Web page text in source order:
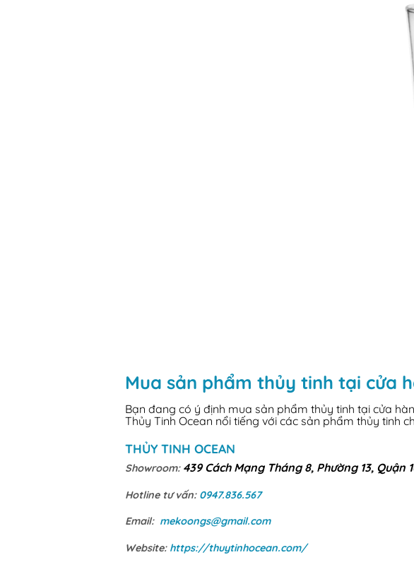
Mua sản phẩm thủy tinh tại cửa
Bạn đang có ý định mua sản phẩm thủy tinh tại cửa
Thủy Tinh Ocean nổi tiếng với các sản phẩm thủy tinh
THỦY TINH OCEAN
Showroom: 439 Cách Mạng Tháng 8, Phường 13, Quận
Hotline tư vấn: 0947.836.567
Email: mekoongs@gmail.com
Website: https://thuytinhocean.com/